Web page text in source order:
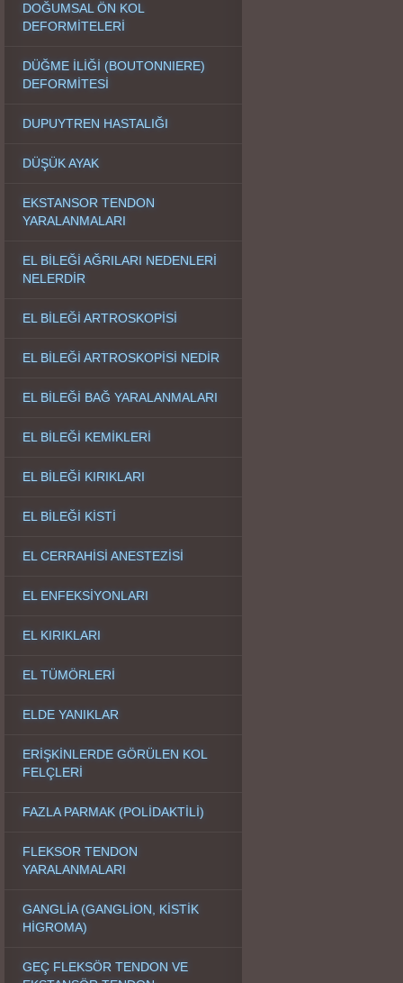
DOĞUMSAL ÖN KOL
DEFORMİTELERİ
DÜĞME İLİĞİ (BOUTONNIERE)
DEFORMİTESİ
DUPUYTREN HASTALIĞI
DÜŞÜK AYAK
EKSTANSOR TENDON
YARALANMALARI
EL BİLEĞİ AĞRILARI NEDENLERİ
NELERDİR
EL BİLEĞİ ARTROSKOPİSİ
EL BİLEĞİ ARTROSKOPİSİ NEDİR
EL BİLEĞİ BAĞ YARALANMALARI
EL BİLEĞİ KEMİKLERİ
EL BİLEĞİ KIRIKLARI
EL BİLEĞİ KİSTİ
EL CERRAHİSİ ANESTEZİSİ
EL ENFEKSİYONLARI
EL KIRIKLARI
EL TÜMÖRLERİ
ELDE YANIKLAR
ERİŞKİNLERDE GÖRÜLEN KOL
FELÇLERİ
FAZLA PARMAK (POLİDAKTİLİ)
FLEKSOR TENDON
YARALANMALARI
GANGLİA (GANGLİON, KİSTİK
HİGROMA)
GEÇ FLEKSÖR TENDON VE